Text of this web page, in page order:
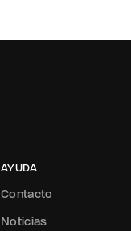
AYUDA
Contacto
Noticias